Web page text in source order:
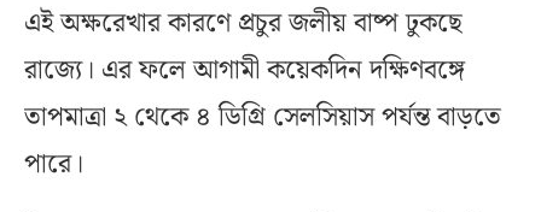
এই অক্ষরেখার কারণে প্রচুর জলীয় বাষ্প ঢুকছে
রাজ্যে। এর ফলে আগামী কয়েকদিন দক্ষিণবঙ্গে
তাপমাত্রা ২ থেকে ৪ ডিগ্রি সেলসিয়াস পর্যন্ত বাড়তে
পারে।